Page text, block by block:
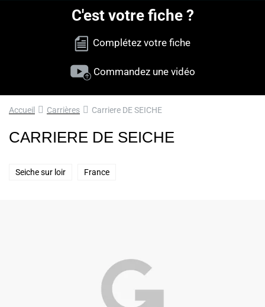
C'est votre fiche ?
Complétez votre fiche
Commandez une vidéo
Accueil Carrières Carriere DE SEICHE
CARRIERE DE SEICHE
Seiche sur loir France